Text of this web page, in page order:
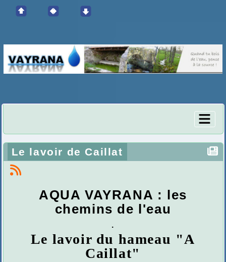
Le lavoir de Caillat
AQUA VAYRANA : les
chemins de l'eau
.
Le lavoir du hameau "A
Caillat"